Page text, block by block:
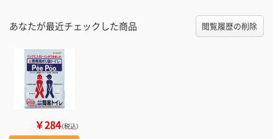
あなたが最近チェックした商品 閲覧履歴の削除
￥284（税込）